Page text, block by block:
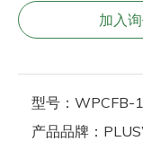
加入
型号： WPCFB-
产品品牌：